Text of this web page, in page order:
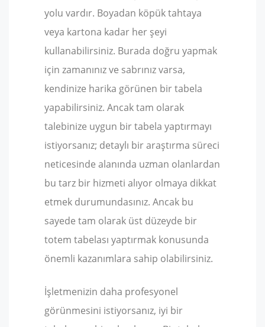
yolu vardır. Boyadan köpük tahtaya
veya kartona kadar her şeyi
kullanabilirsiniz. Burada doğru yapmak
için zamanınız ve sabrınız varsa,
kendinize harika görünen bir tabela
yapabilirsiniz. Ancak tam olarak
talebinize uygun bir tabela yaptırmayı
istiyorsanız; detaylı bir araştırma süreci
neticesinde alanında uzman olanlardan
bu tarz bir hizmeti alıyor olmaya dikkat
etmek durumundasınız. Ancak bu
sayede tam olarak üst düzeyde bir
totem tabelası yaptırmak konusunda
önemli kazanımlara sahip olabilirsiniz.
İşletmenizin daha profesyonel
görünmesini istiyorsanız, iyi bir